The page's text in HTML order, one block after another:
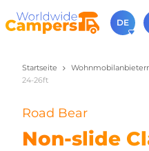
DE
+31 030-6974964
Rufen Sie uns an (Montag
Sie können uns auch eine
Startseite
24-26ft
Road Bear
Non-slide